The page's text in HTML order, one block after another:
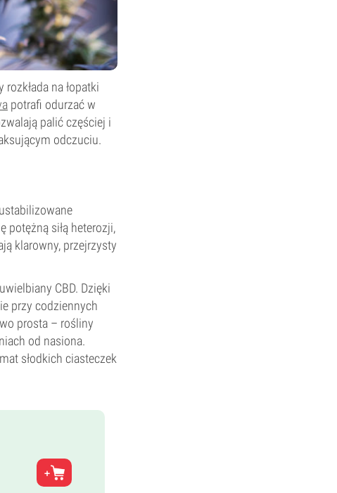
na łopatki
potrafi odurzać w
palić częściej i
odczuciu.
potężną siłą heterozji,
klarowny, przejrzysty
CBD. Dzięki
przy codziennych
prosta – rośliny
od nasiona.
słodkich ciasteczek